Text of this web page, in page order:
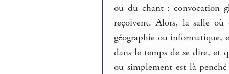
ou du chant : convocation
reçoivent. Alors, la salle où
géographie ou informatique,
dans le temps de se dire, et
ou simplement est là